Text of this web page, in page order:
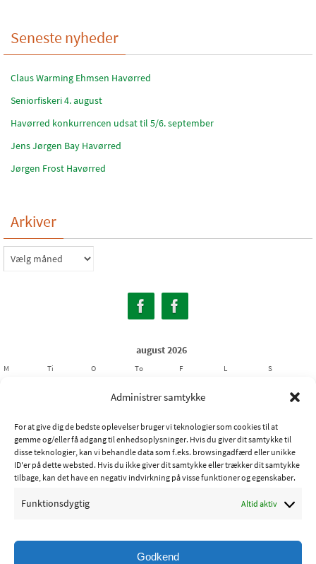
Administrer samtykke
For at give dig de bedste oplevelser bruger vi teknologier som cookies til at
gemme og/eller få adgang til enhedsoplysninger. Hvis du giver dit samtykke til
disse teknologier, kan vi behandle data som f.eks. browsingadfærd eller unikke
ID'er på dette websted. Hvis du ikke giver dit samtykke eller trækker dit samtykke
tilbage, kan det have en negativ indvirkning på visse funktioner og egenskaber.
Funktionsdygtig Altid aktiv
Godkend
Seneste nyheder
Claus Warming Ehmsen Havørred
Seniorfiskeri 4. august
Havørred konkurrencen udsat til 5/6. september
Jens Jørgen Bay Havørred
Jørgen Frost Havørred
Arkiver
Arkiver
august 2026
M Ti O To F L S
10
11 12 13 14 15
17
18 19 20 21 22
23
24
25 26 27 28 29
30